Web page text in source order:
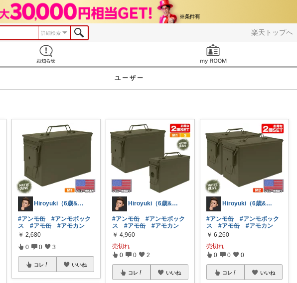
楽天トップへ
詳細検索
ユーザー
Hiroyuki（6歳&4歳女子の父)
#アンモ缶
#アンモボック
ス
#アモ缶
#アモカン
￥ 2,680
0 0 3
コレ いいね
Hiroyuki（6歳&4歳女子の父)
#アンモ缶
#アンモボック
ス
#アモ缶
#アモカン
￥ 4,960
売切れ
0 0 2
コレ いいね
Hiroyuki（6歳&4歳女子の父)
#アンモ缶
#アンモボック
ス
#アモ缶
#アモカン
￥ 6,260
売切れ
0 0 0
コレ いいね